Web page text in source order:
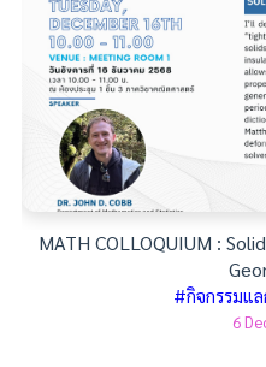
MATH COLLOQUIUM :
#กิจกรรมแ
6